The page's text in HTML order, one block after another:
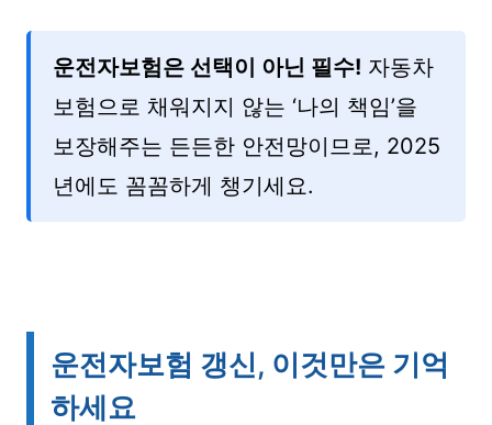
운전자보험은 선택이 아닌 필수! 자동차
보험으로 채워지지 않는 ‘나의 책임’을
보장해주는 든든한 안전망이므로, 2025
년에도 꼼꼼하게 챙기세요.
운전자보험 갱신, 이것만은 기억
하세요